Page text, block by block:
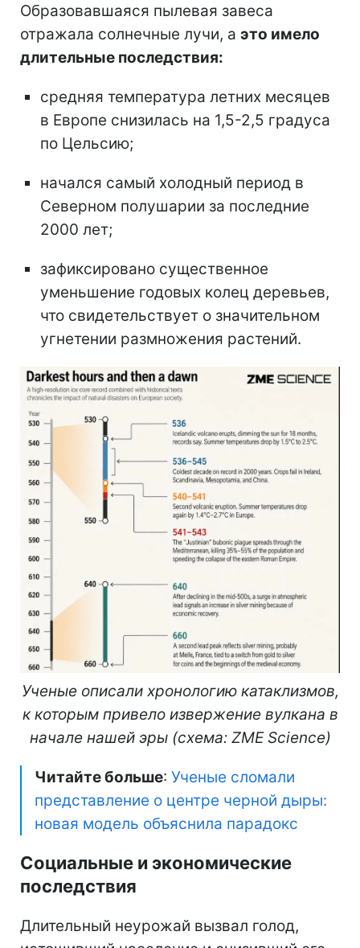
Образовавшаяся пылевая завеса
отражала солнечные лучи, а это имело
длительные последствия:
средняя температура летних месяцев
в Европе снизилась на 1,5-2,5 градуса
по Цельсию;
начался самый холодный период в
Северном полушарии за последние
2000 лет;
зафиксировано существенное
уменьшение годовых колец деревьев,
что свидетельствует о значительном
угнетении размножения растений.
Ученые описали хронологию катаклизмов,
к которым привело извержение вулкана в
начале нашей эры (схема: ZME Science)
Читайте больше: Ученые сломали
представление о центре черной дыры:
новая модель объяснила парадокс
Социальные и экономические
последствия
Длительный неурожай вызвал голод,